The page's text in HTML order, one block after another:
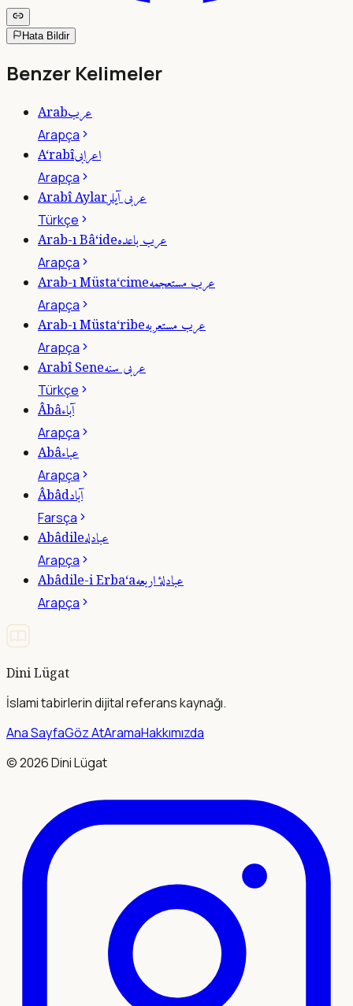
Hata Bildir
Benzer Kelimeler
Arabعرب
Arapça
A‘rabîاعرابى
Arapça
Arabî Aylarعربى آيلر
Türkçe
Arab-ı Bâ‘ideعرب باعده
Arapça
Arab-ı Müsta‘cimeعرب مستعجمه
Arapça
Arab-ı Müsta‘ribeعرب مستعربه
Arapça
Arabî Seneعربى سنه
Türkçe
Âbâآباء
Arapça
Abâعباء
Arapça
Âbâdآباد
Farsça
Abâdileعبادله
Arapça
Abâdile-i Erba‘aعبادلۀ اربعه
Arapça
Dini Lügat
İslami tabirlerin dijital referans kaynağı.
Ana SayfaGöz AtAramaHakkımızda
©2026Dini Lügat